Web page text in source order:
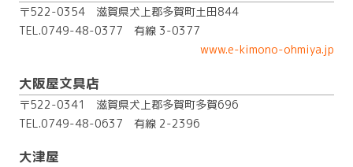
〒522-0354 滋賀県犬上郡多賀町土田844
TEL.0749-48-0377
有線 3-0377
www.e-kimono-ohmiya.jp
大阪屋文具店
〒522-0341 滋賀県犬上郡多賀町多賀696
TEL.0749-48-0637
有線 2-2396
大津屋